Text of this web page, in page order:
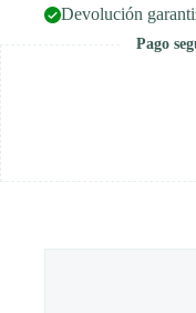
Devolución
Pago